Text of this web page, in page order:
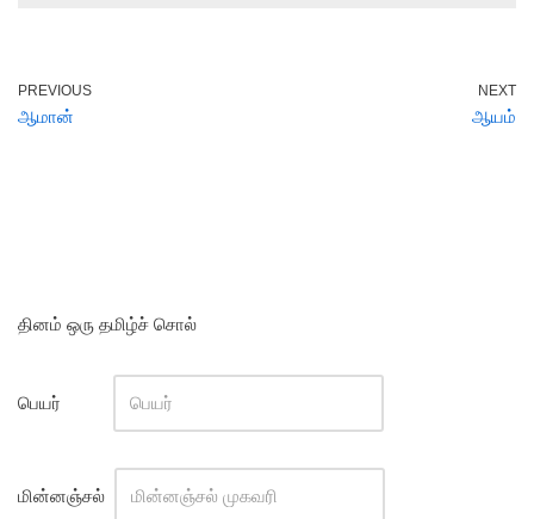
PREVIOUS
ஆமான்
NEXT
ஆயம்
தினம் ஒரு தமிழ்ச் சொல்
பெயர்
மின்னஞ்சல்